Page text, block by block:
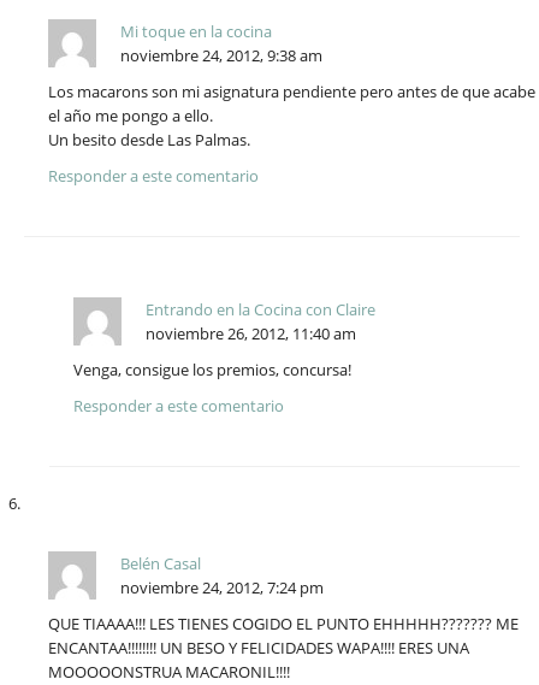
Mi toque en la cocina
noviembre 24, 2012, 9:38 am
Los macarons son mi asignatura pendiente pero antes de que acabe
el año me pongo a ello.
Un besito desde Las Palmas.
Responder a este comentario
Entrando en la Cocina con Claire
noviembre 26, 2012, 11:40 am
Venga, consigue los premios, concursa!
Responder a este comentario
Belén Casal
noviembre 24, 2012, 7:24 pm
QUE TIAAAA!!! LES TIENES COGIDO EL PUNTO EHHHHH??????? ME
ENCANTAA!!!!!!!! UN BESO Y FELICIDADES WAPA!!!! ERES UNA
MOOOOONSTRUA MACARONIL!!!!